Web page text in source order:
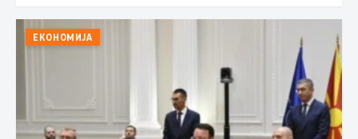
ЕКОНОМИЈА